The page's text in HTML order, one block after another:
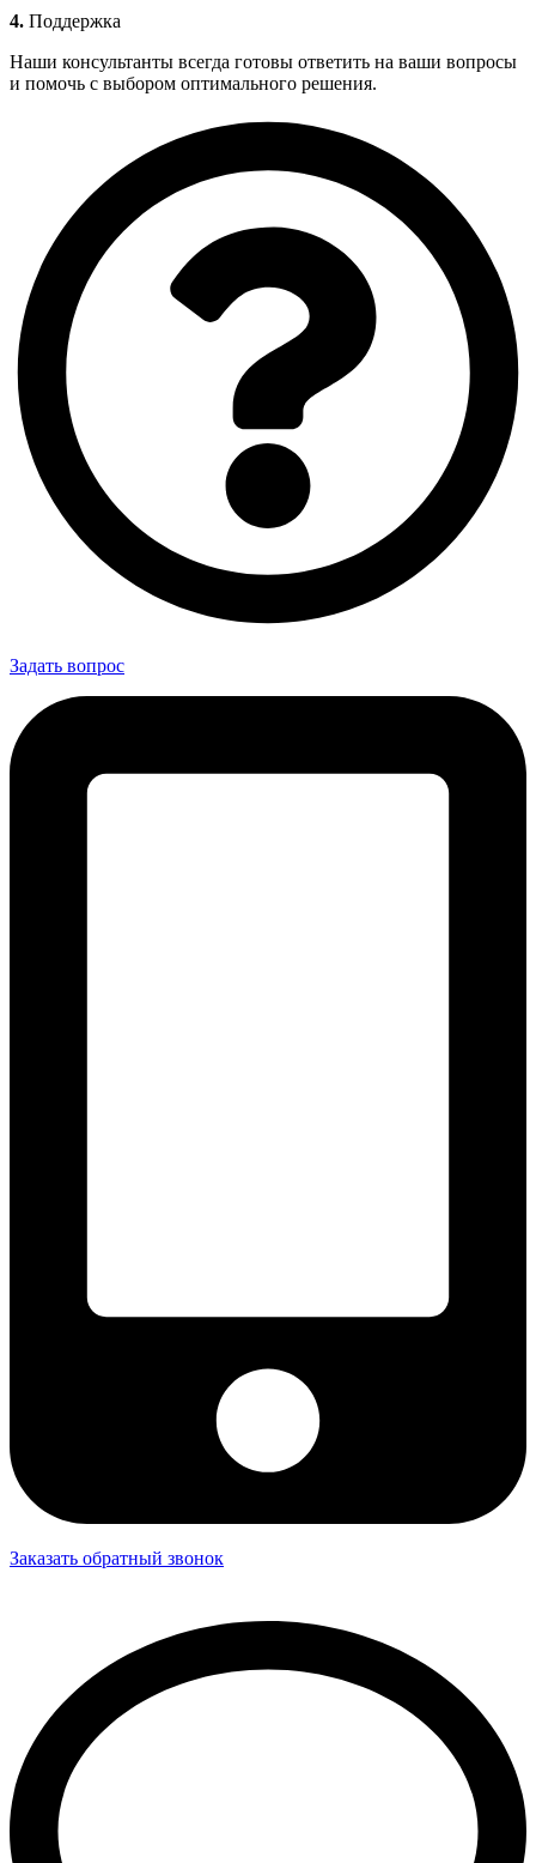
4. Поддержка
Наши консультанты всегда готовы ответить на ваши вопросы
и помочь с выбором оптимального решения.
Задать вопрос
Заказать обратный звонок